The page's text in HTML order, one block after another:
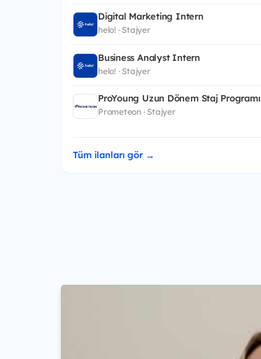
Digital Marketing Intern
helo! · Stajyer
Business Analyst Intern
helo! · Stajyer
ProYoung Uzun Dönem Staj Programı
Prometeon · Stajyer
Tüm ilanları gör →